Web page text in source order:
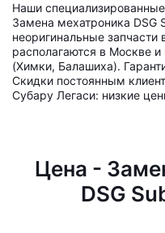
Наши
Замена мехатроника DSG
неоригинальные запчасти
располагаются в Москве
(Химки, Балашиха).
Скидки постоянным
Субару Легаси: низкие
Цена -
DSG